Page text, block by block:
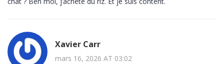
Xavier Carr
mars 16, 2026 AT 03:02